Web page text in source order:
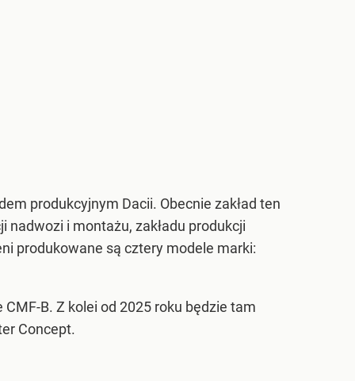
produkcyjnym Dacii. Obecnie zakład ten
nadwozi i montażu, zakładu produkcji
produkowane są cztery modele marki:
B. Z kolei od 2025 roku będzie tam
Concept.